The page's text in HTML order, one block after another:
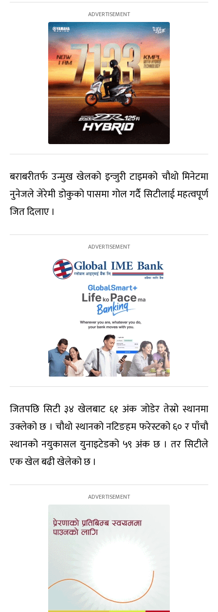
बराबरीतर्फ उन्मुख खेलको इन्जुरी टाइमको चौथो मिनेटमा
नुनेजले जेरेमी डोकुको पासमा गोल गर्दै सिटीलाई महत्वपूर्ण
जित दिलाए ।
जितपछि सिटी ३४ खेलबाट ६१ अंक जोडेर तेस्रो स्थानमा
उक्लेको छ । चौथो स्थानको नटिङहम फरेस्टको ६० र पाँचौ
स्थानको नयुकासल युनाइटेडको ५९ अंक छ । तर सिटीले
एक खेल बढी खेलेको छ ।